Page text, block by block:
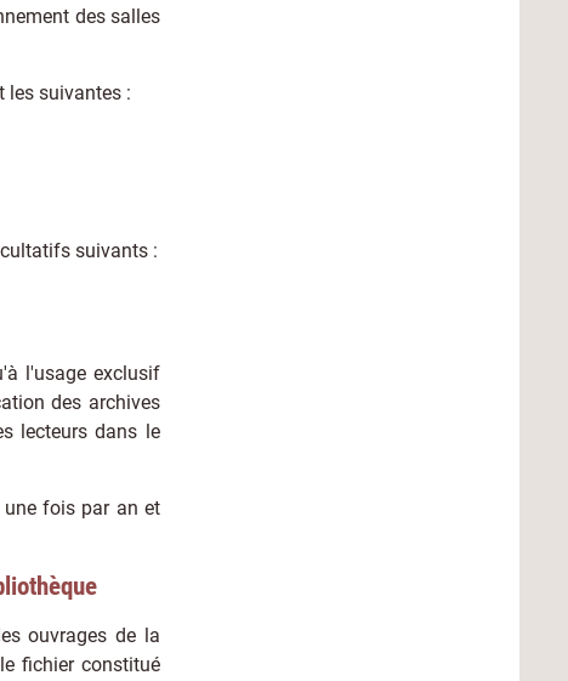
des salles
les suivantes :
suivants :
l'usage exclusif
des archives
lecteurs dans le
fois par an et
ouvrages de la
fichier constitué